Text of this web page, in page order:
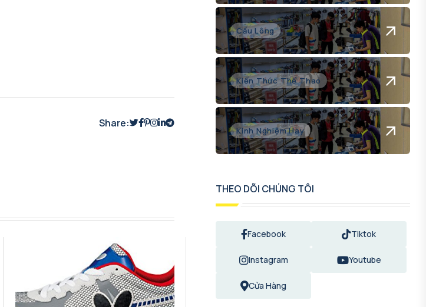
Share:
Cầu Lông
Kiến Thức Thể Thao
Kinh Nghiệm Hay
THEO DÕI CHÚNG TÔI
Facebook Tiktok
Instagram Youtube
Cửa Hàng